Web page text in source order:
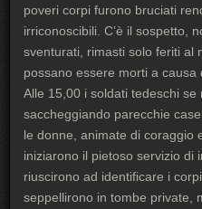
poveri corpi furono bruciati
irriconoscibili. C’è il sospetto,
sventurati, rimasti solo feriti al
possano essere morti a causa
Alle 15,00 i soldati tedeschi
saccheggiando parecchie
le donne, animate di coraggio
iniziarono il pietoso servizio di
riuscirono ad identificare i
seppellirono in tombe private,